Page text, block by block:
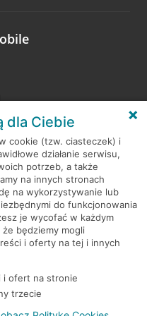
dla Ciebie
cookie (tzw. ciasteczek) i
działanie serwisu,
potrzeb, a także
na innych stronach
na wykorzystywanie lub
do funkcjonowania
je wycofać w każdym
będziemy mogli
i oferty na tej i innych
i ofert na stronie
trzecie